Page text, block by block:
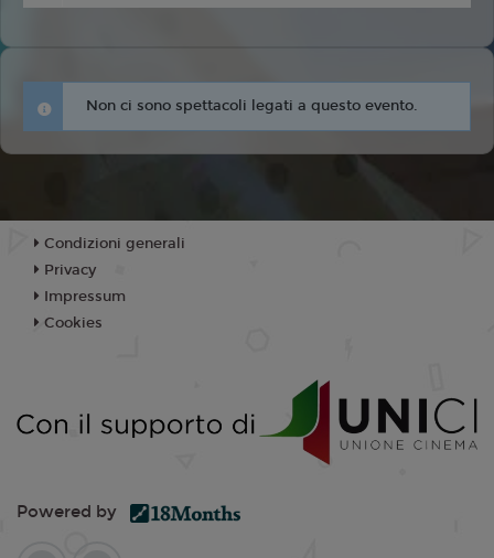
Non ci sono spettacoli legati a questo evento.
Condizioni generali
Privacy
Impressum
Cookies
Powered by